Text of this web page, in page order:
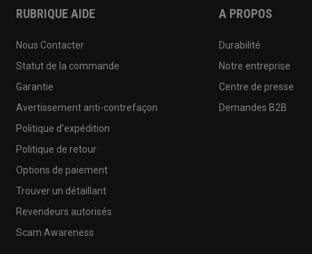
RUBRIQUE AIDE
Nous Contacter
Statut de la commande
Garantie
Avertissement anti-contrefaçon
Politique d'expédition
Politique de retour
Options de paiement
Trouver un détaillant
Revendeurs autorisés
Scam Awareness
A PROPOS
Durabilité
Notre entreprise
Centre de presse
Demandes B2B